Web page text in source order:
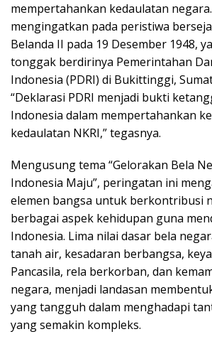
mempertahankan kedaulatan
mengingatkan pada peristiwa
Belanda II pada 19 Desember 1948,
tonggak berdirinya Pemerintahan
Indonesia (PDRI) di Bukittinggi,
“Deklarasi PDRI menjadi bukti
Indonesia dalam mempertahankan
kedaulatan NKRI,” tegasnya.
Mengusung tema “Gelorakan Bela
Indonesia Maju”, peringatan ini
elemen bangsa untuk berkontribusi
berbagai aspek kehidupan guna
Indonesia. Lima nilai dasar bela
tanah air, kesadaran berbangsa,
Pancasila, rela berkorban, dan
negara, menjadi landasan
yang tangguh dalam menghadapi
yang semakin kompleks.